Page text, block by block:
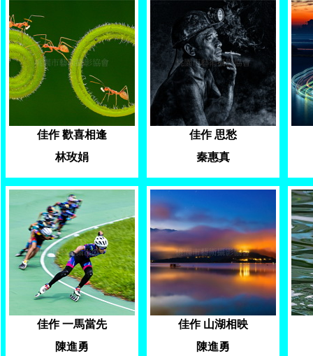
佳作 歡喜相逢
林玫娟
佳作 思愁
秦惠真
佳作 一馬當先
陳進勇
佳作 山湖相映
陳進勇